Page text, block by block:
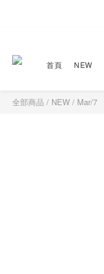
首頁 NEW
全部商品 / NEW / Mar/7